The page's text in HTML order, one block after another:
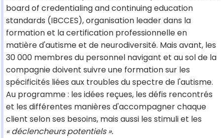
board of credentialing and continuing education
standards (IBCCES), organisation leader dans la
formation et la certification professionnelle en
matière d'autisme et de neurodiversité. Mais avant, les
30 000 membres du personnel navigant et au sol de la
compagnie doivent suivre une formation sur les
spécificités liées aux troubles du spectre de l'autisme.
Au programme : les idées reçues, les défis rencontrés
et les différentes manières d'accompagner chaque
client selon ses besoins, mais aussi les stimuli et les
« déclencheurs potentiels ».